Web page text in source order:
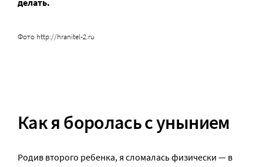
делать.
Фото http://hranitel-2.ru
Как я боролась с унынием
Родив второго ребенка, я сломалась физически — в